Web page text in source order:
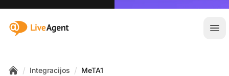
:site.title
/ Integracijos / MeTA1